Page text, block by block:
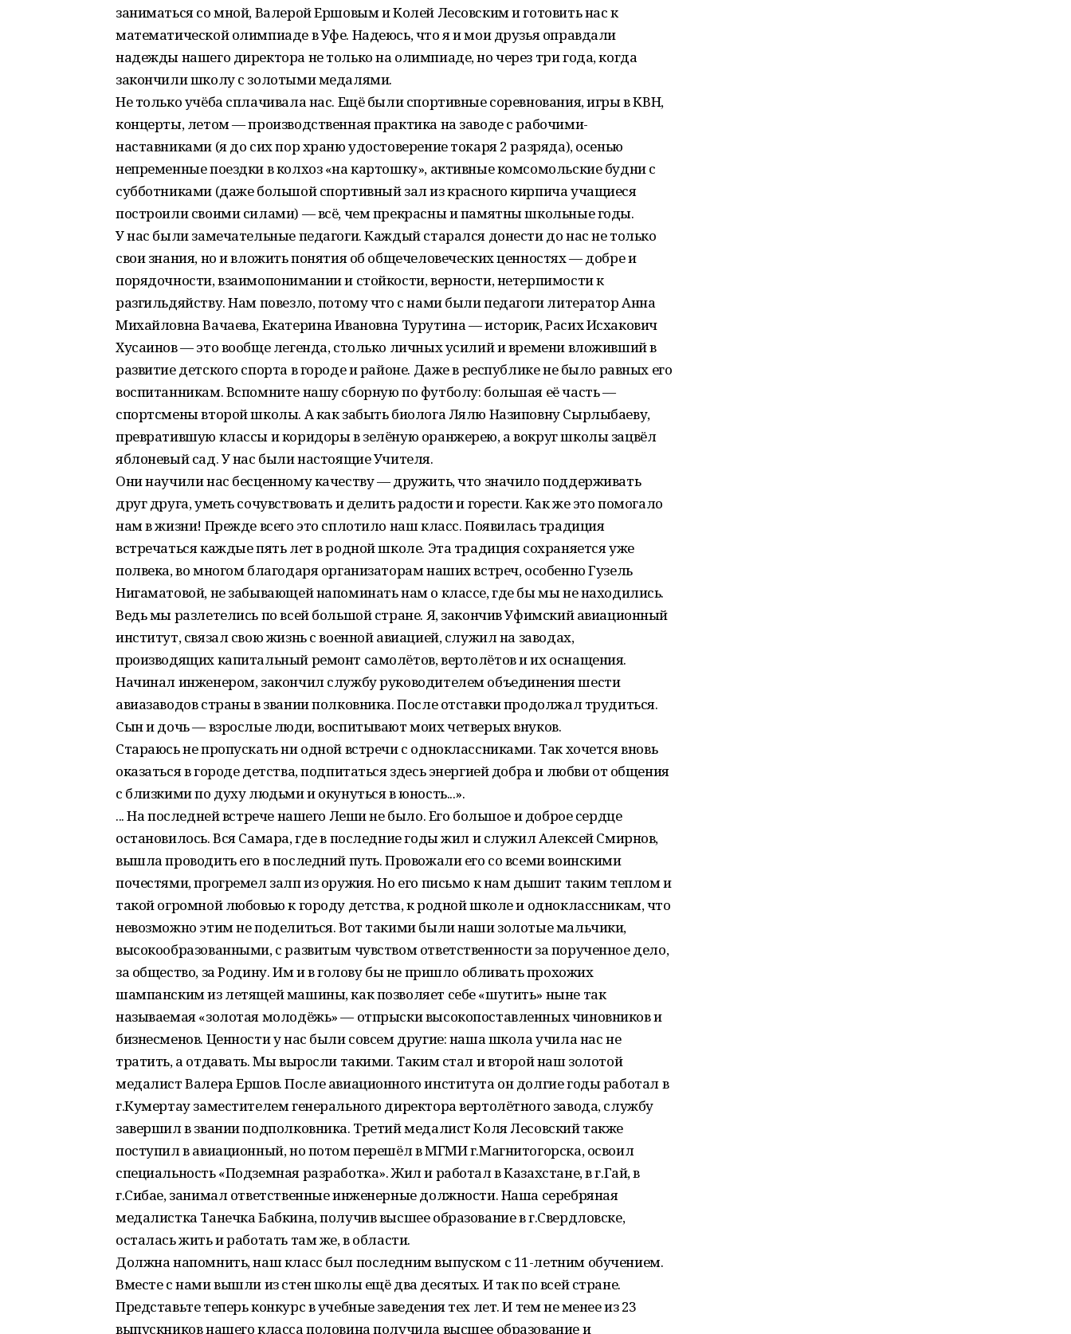
заниматься со мной, Валерой Ершовым и Колей Лесовским и готовить нас к
математической олимпиаде в Уфе. Надеюсь, что я и мои друзья оправдали
надежды нашего директора не только на олимпиаде, но через три года, когда
закончили школу с золотыми медалями.
Не только учёба сплачивала нас. Ещё были спортивные соревнования, игры в КВН,
концерты, летом — производственная практика на заводе с рабочими-
наставниками (я до сих пор храню удостоверение токаря 2 разряда), осенью
непременные поездки в колхоз «на картошку», активные комсомольские будни с
субботниками (даже большой спортивный зал из красного кирпича учащиеся
построили своими силами) — всё, чем прекрасны и памятны школьные годы.
У нас были замечательные педагоги. Каждый старался донести до нас не только
свои знания, но и вложить понятия об общечеловеческих ценностях — добре и
порядочности, взаимопонимании и стойкости, верности, нетерпимости к
разгильдяйству. Нам повезло, потому что с нами были педагоги литератор Анна
Михайловна Вачаева, Екатерина Ивановна Турутина — историк, Расих Исхакович
Хусаинов — это вообще легенда, столько личных усилий и времени вложивший в
развитие детского спорта в городе и районе. Даже в республике не было равных его
воспитанникам. Вспомните нашу сборную по футболу: большая её часть —
спортсмены второй школы. А как забыть биолога Лялю Назиповну Сырлыбаеву,
превратившую классы и коридоры в зелёную оранжерею, а вокруг школы зацвёл
яблоневый сад. У нас были настоящие Учителя.
Они научили нас бесценному качеству — дружить, что значило поддерживать
друг друга, уметь сочувствовать и делить радости и горести. Как же это помогало
нам в жизни! Прежде всего это сплотило наш класс. Появилась традиция
встречаться каждые пять лет в родной школе. Эта традиция сохраняется уже
полвека, во многом благодаря организаторам наших встреч, особенно Гузель
Нигаматовой, не забывающей напоминать нам о классе, где бы мы не находились.
Ведь мы разлетелись по всей большой стране. Я, закончив Уфимский авиационный
институт, связал свою жизнь с военной авиацией, служил на заводах,
производящих капитальный ремонт самолётов, вертолётов и их оснащения.
Начинал инженером, закончил службу руководителем объединения шести
авиазаводов страны в звании полковника. После отставки продолжал трудиться.
Сын и дочь — взрослые люди, воспитывают моих четверых внуков.
Стараюсь не пропускать ни одной встречи с одноклассниками. Так хочется вновь
оказаться в городе детства, подпитаться здесь энергией добра и любви от общения
с близкими по духу людьми и окунуться в юность...».
... На последней встрече нашего Леши не было. Его большое и доброе сердце
остановилось. Вся Самара, где в последние годы жил и служил Алексей Смирнов,
вышла проводить его в последний путь. Провожали его со всеми воинскими
почестями, прогремел залп из оружия. Но его письмо к нам дышит таким теплом и
такой огромной любовью к городу детства, к родной школе и одноклассникам, что
невозможно этим не поделиться. Вот такими были наши золотые мальчики,
высокообразованными, с развитым чувством ответственности за порученное дело,
за общество, за Родину. Им и в голову бы не пришло обливать прохожих
шампанским из летящей машины, как позволяет себе «шутить» ныне так
называемая «золотая молодёжь» — отпрыски высокопоставленных чиновников и
бизнесменов. Ценности у нас были совсем другие: наша школа учила нас не
тратить, а отдавать. Мы выросли такими. Таким стал и второй наш золотой
медалист Валера Ершов. После авиационного института он долгие годы работал в
г.Кумертау заместителем генерального директора вертолётного завода, службу
завершил в звании подполковника. Третий медалист Коля Лесовский также
поступил в авиационный, но потом перешёл в МГМИ г.Магнитогорска, освоил
специальность «Подземная разработка». Жил и работал в Казахстане, в г.Гай, в
г.Сибае, занимал ответственные инженерные должности. Наша серебряная
медалистка Танечка Бабкина, получив высшее образование в г.Свердловске,
осталась жить и работать там же, в области.
Должна напомнить, наш класс был последним выпуском с 11-летним обучением.
Вместе с нами вышли из стен школы ещё два десятых. И так по всей стране.
Представьте теперь конкурс в учебные заведения тех лет. И тем не менее из 23
выпускников нашего класса половина получила высшее образование и